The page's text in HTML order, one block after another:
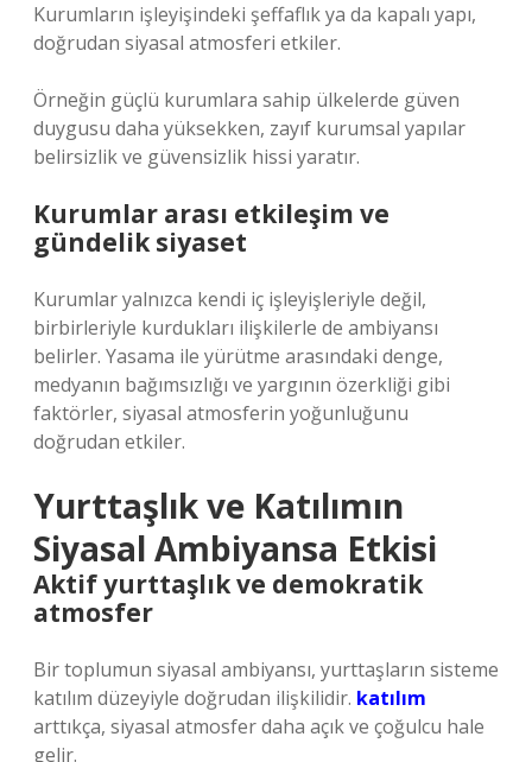
Kurumların işleyişindeki şeffaflık ya da kapalı yapı,
doğrudan siyasal atmosferi etkiler.
Örneğin güçlü kurumlara sahip ülkelerde güven
duygusu daha yüksekken, zayıf kurumsal yapılar
belirsizlik ve güvensizlik hissi yaratır.
Kurumlar arası etkileşim ve
gündelik siyaset
Kurumlar yalnızca kendi iç işleyişleriyle değil,
birbirleriyle kurdukları ilişkilerle de ambiyansı
belirler. Yasama ile yürütme arasındaki denge,
medyanın bağımsızlığı ve yargının özerkliği gibi
faktörler, siyasal atmosferin yoğunluğunu
doğrudan etkiler.
Yurttaşlık ve Katılımın
Siyasal Ambiyansa Etkisi
Aktif yurttaşlık ve demokratik
atmosfer
Bir toplumun siyasal ambiyansı, yurttaşların sisteme
katılım düzeyiyle doğrudan ilişkilidir. katılım
arttıkça, siyasal atmosfer daha açık ve çoğulcu hale
gelir.